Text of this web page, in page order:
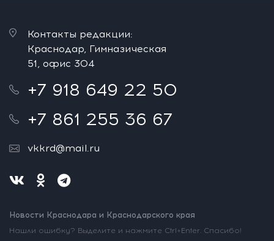
Контакты редакции:
Краснодар, Гимназическая
51, офис 304
+7 918 649 22 50
+7 861 255 36 67
vkkrd@mail.ru
Новости Краснодара и Краснодарского края
Нашли ошибку? Выделите и нажмите Ctrl+Enter. Спасибо!